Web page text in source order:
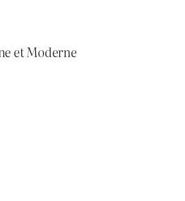
et Moderne